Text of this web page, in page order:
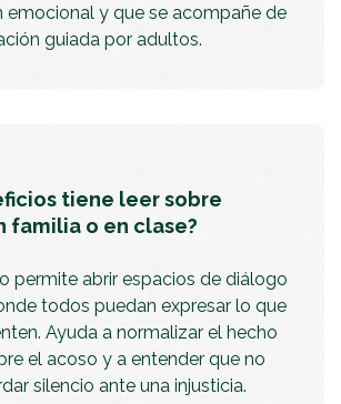
emocional y que se acompañe de
guiada por adultos.
tiene leer sobre
familia o en clase?
permite abrir espacios de diálogo
todos puedan expresar lo que
Ayuda a normalizar el hecho
el acoso y a entender que no
silencio ante una injusticia.